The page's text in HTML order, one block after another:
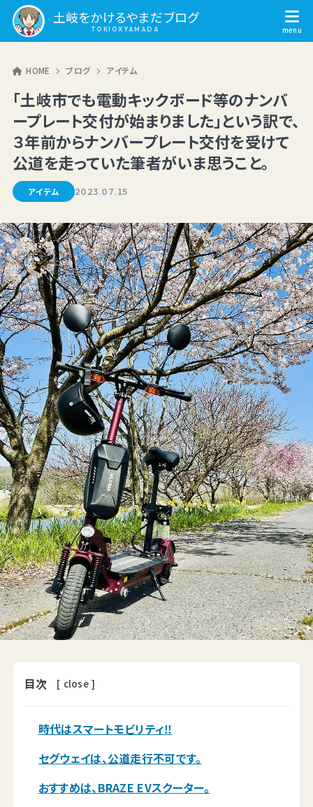
土岐をかけるやまだブログ
HOME ブログ アイテム
「土岐市でも電動キックボード等のナンバ
ープレート交付が始まりました」という訳で、
３年前からナンバープレート交付を受けて
公道を走っていた筆者がいま思うこと。
2023.07.15
アイテム
目次 [ close ]
時代はスマートモビリティ‼
セグウェイは、公道走行不可です。
おすすめは、BRAZE EVスクーター。